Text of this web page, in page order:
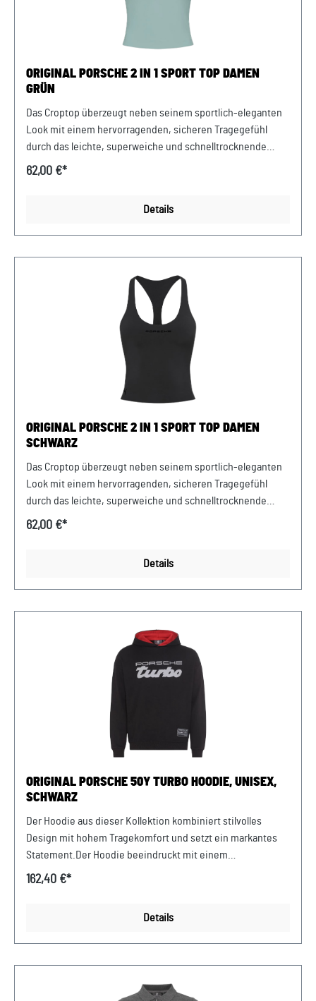
ORIGINAL PORSCHE 2 IN 1 SPORT TOP DAMEN
GRÜN
Das Croptop überzeugt neben seinem sportlich-eleganten
Look mit einem hervorragenden, sicheren Tragegefühl
durch das leichte, superweiche und schnelltrocknende
Material sowie den integrierten BH. Die Farbwelt grün
Nachhaltigkeit Abmessungen: 427 mm x 420 mm x 10 mm
Design:Klassisches Porsche 2 in 1 Sport Top Damen, grün
Verkauf und Versand durch: AVP Sportwagen GmbH Porsche
Zentrum Niederbayern/Plattling Ferdinand-Porsche-Straße
1 94447 Plattling USt-Ident.-Nr.: DE812582425
62,00 €*
Details
ORIGINAL PORSCHE 2 IN 1 SPORT TOP DAMEN
SCHWARZ
Das Croptop überzeugt neben seinem sportlich-eleganten
Look mit einem hervorragenden, sicheren Tragegefühl
durch das leichte, superweiche und schnelltrocknende
Material sowie den integrierten BH. Die Farbwelt schwarz
Nachhaltigkeit Abmessungen: 427 mm x 420 mm x 10 mm
Design:Klassisches Porsche 2 in 1 Sport Top Damen,
schwarz Verkauf und Versand durch: AVP Sportwagen GmbH
Porsche Zentrum Niederbayern/Plattling Ferdinand-
Porsche-Straße 1 94447 Plattling USt-Ident.-Nr.:
62,00 €*
Details
ORIGINAL PORSCHE 50Y TURBO HOODIE, UNISEX,
SCHWARZ
Der Hoodie aus dieser Kollektion kombiniert stilvolles
Design mit hohem Tragekomfort und setzt ein markantes
Statement.Der Hoodie beeindruckt mit einem
kontrastierenden roten Futter und einem markanten
auf dem Rücken, der ein kraftvolles Statement setzt.
Farben waschen. Von links waschen und bügeln. Nicht
162,40 €*
Details